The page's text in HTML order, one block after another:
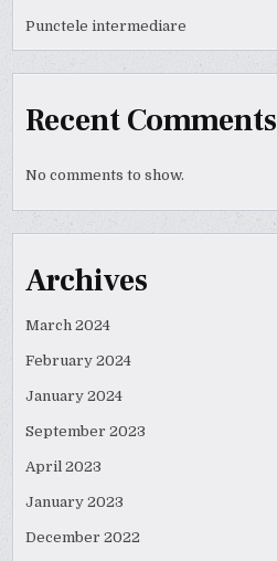
Punctele intermediare
Recent Comments
No comments to show.
Archives
March 2024
February 2024
January 2024
September 2023
April 2023
January 2023
December 2022